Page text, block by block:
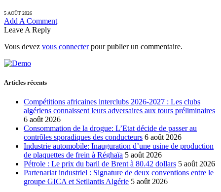
5 AOÛT 2026
Add A Comment
Leave A Reply
Vous devez vous connecterpour publier un commentaire.
Articles récents
Compétitions africaines interclubs 2026-2027 : Les clubs
algériens connaissent leurs adversaires aux tours préliminaires
6 août 2026
Consommation de la drogue: L’Etat décide de passer au
contrôles sporadiques des conducteurs 6 août 2026
Industrie automobile: Inauguration d’une usine de production
de plaquettes de frein à Réghaïa 5 août 2026
Pétrole : Le prix du baril de Brent à 80.42 dollars 5 août 2026
Partenariat industriel : Signature de deux conventions entre le
groupe GICA et Setllantis Algérie 5 août 2026